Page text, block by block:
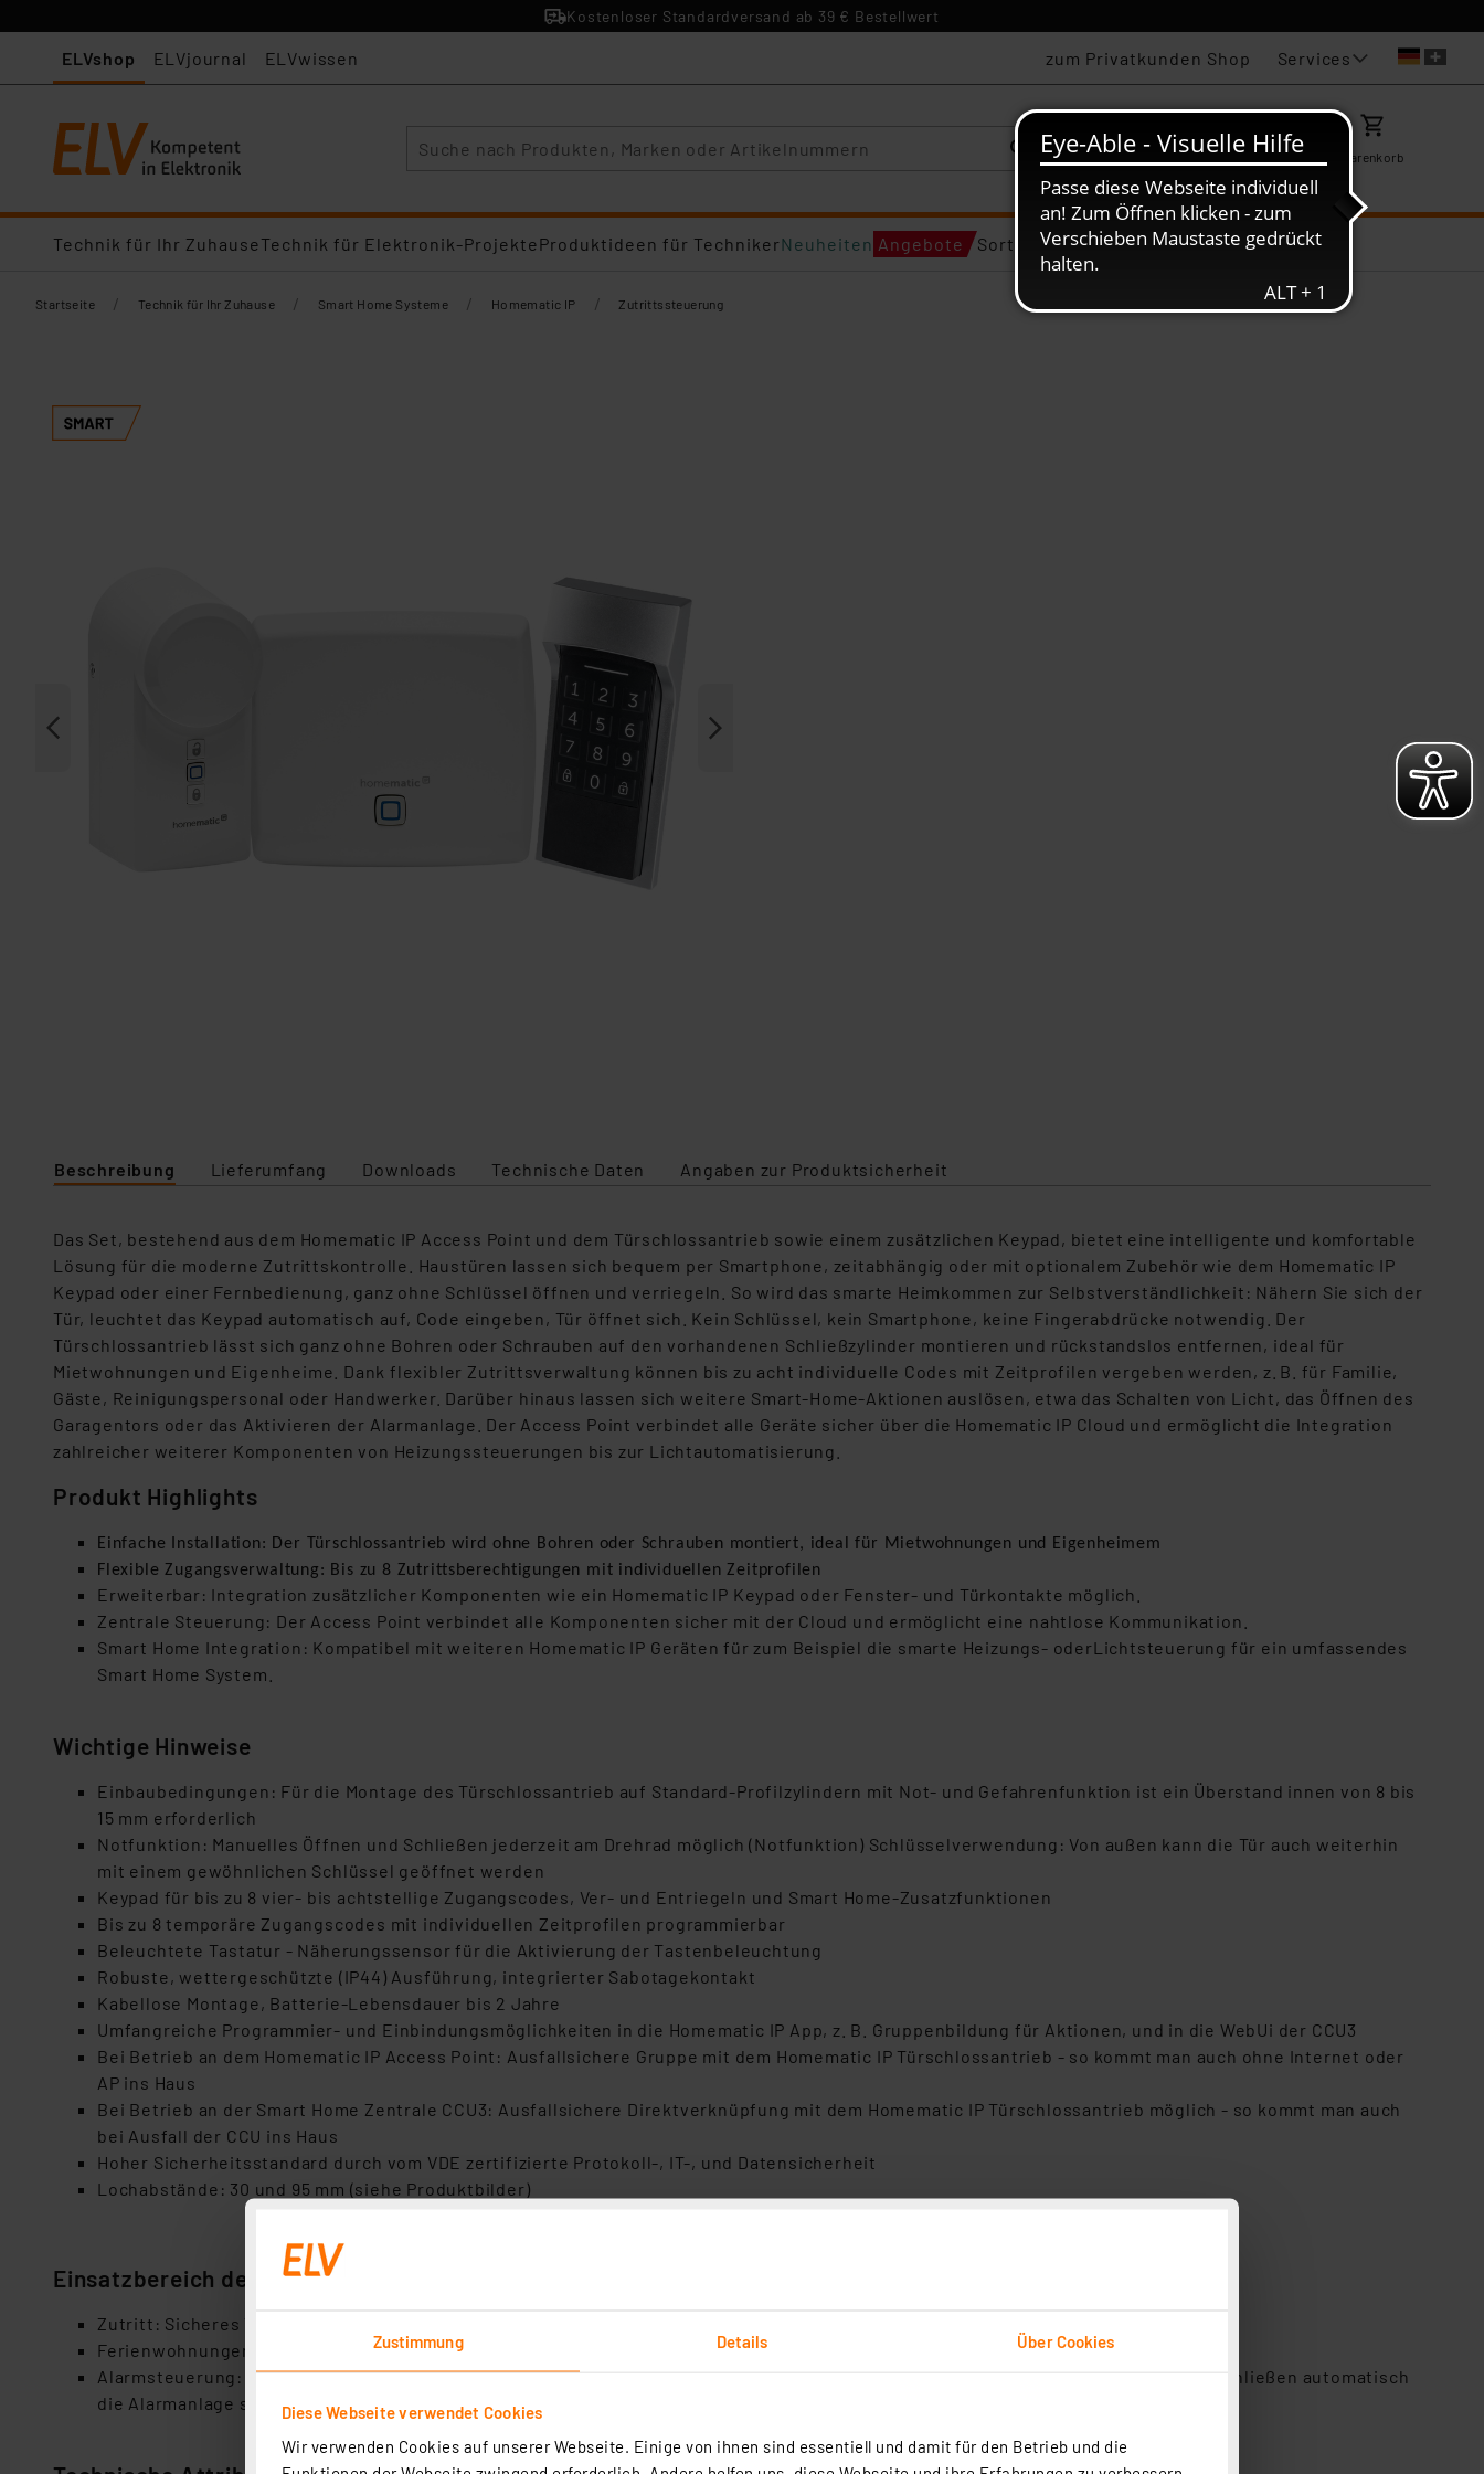
Zustimmung Details Über Cookies
Diese Webseite verwendet Cookies
Wir verwenden Cookies auf unserer Webseite. Einige von ihnen sind essentiell und damit für den Betrieb und die
Kostenloser Standardversand ab 39 € Bestellwert
ELVshop ELVjournal ELVwissen zum Privatkunden Shop Services
KarriereMein ELV Merkzettel Warenkorb
Technik für Ihr ZuhauseTechnik für Elektronik-ProjekteProduktideen für TechnikerNeuheiten Angebote Sortiments-Deals
Startseite / Technik für Ihr Zuhause / Smart Home Systeme / Homematic IP / Zutrittssteuerung
Beschreibung Lieferumfang Downloads Technische Daten Angaben zur Produktsicherheit
Das Set, bestehend aus dem Homematic IP Access Point und dem Türschlossantrieb sowie einem zusätzlichen Keypad, bietet eine intelligente und komfortable
Lösung für die moderne Zutrittskontrolle. Haustüren lassen sich bequem per Smartphone, zeitabhängig oder mit optionalem Zubehör wie dem Homematic IP
Keypad oder einer Fernbedienung, ganz ohne Schlüssel öffnen und verriegeln. So wird das smarte Heimkommen zur Selbstverständlichkeit: Nähern Sie sich der
Tür, leuchtet das Keypad automatisch auf, Code eingeben, Tür öffnet sich. Kein Schlüssel, kein Smartphone, keine Fingerabdrücke notwendig. Der
Türschlossantrieb lässt sich ganz ohne Bohren oder Schrauben auf den vorhandenen Schließzylinder montieren und rückstandslos entfernen, ideal für
Mietwohnungen und Eigenheime. Dank flexibler Zutrittsverwaltung können bis zu acht individuelle Codes mit Zeitprofilen vergeben werden, z. B. für Familie,
Gäste, Reinigungspersonal oder Handwerker. Darüber hinaus lassen sich weitere Smart-Home-Aktionen auslösen, etwa das Schalten von Licht, das Öffnen des
Garagentors oder das Aktivieren der Alarmanlage. Der Access Point verbindet alle Geräte sicher über die Homematic IP Cloud und ermöglicht die Integration
zahlreicher weiterer Komponenten von Heizungssteuerungen bis zur Lichtautomatisierung.
Produkt Highlights
Einfache Installation: Der Türschlossantrieb wird ohne Bohren oder Schrauben montiert, ideal für Mietwohnungen und Eigenheimem
Flexible Zugangsverwaltung: Bis zu 8 Zutrittsberechtigungen mit individuellen Zeitprofilen
Erweiterbar: Integration zusätzlicher Komponenten wie ein Homematic IP Keypad oder Fenster- und Türkontakte möglich.
Zentrale Steuerung: Der Access Point verbindet alle Komponenten sicher mit der Cloud und ermöglicht eine nahtlose Kommunikation.
Smart Home Integration: Kompatibel mit weiteren Homematic IP Geräten für zum Beispiel die smarte Heizungs- oderLichtsteuerung für ein umfassendes
Smart Home System.
Wichtige Hinweise
Einbaubedingungen: Für die Montage des Türschlossantrieb auf Standard-Profilzylindern mit Not- und Gefahrenfunktion ist ein Überstand innen von 8 bis
15 mm erforderlich
Notfunktion: Manuelles Öffnen und Schließen jederzeit am Drehrad möglich (Notfunktion) Schlüsselverwendung: Von außen kann die Tür auch weiterhin
mit einem gewöhnlichen Schlüssel geöffnet werden
Keypad für bis zu 8 vier- bis achtstellige Zugangscodes, Ver- und Entriegeln und Smart Home-Zusatzfunktionen
Bis zu 8 temporäre Zugangscodes mit individuellen Zeitprofilen programmierbar
Beleuchtete Tastatur - Näherungssensor für die Aktivierung der Tastenbeleuchtung
Robuste, wettergeschützte (IP44) Ausführung, integrierter Sabotagekontakt
Kabellose Montage, Batterie-Lebensdauer bis 2 Jahre
Umfangreiche Programmier- und Einbindungsmöglichkeiten in die Homematic IP App, z. B. Gruppenbildung für Aktionen, und in die WebUi der CCU3
Bei Betrieb an dem Homematic IP Access Point: Ausfallsichere Gruppe mit dem Homematic IP Türschlossantrieb - so kommt man auch ohne Internet oder
AP ins Haus
Bei Betrieb an der Smart Home Zentrale CCU3: Ausfallsichere Direktverknüpfung mit dem Homematic IP Türschlossantrieb möglich - so kommt man auch
bei Ausfall der CCU ins Haus
Hoher Sicherheitsstandard durch vom VDE zertifizierte Protokoll-, IT-, und Datensicherheit
Lochabstände: 30 und 95 mm (siehe Produktbilder)
Einsatzbereich des Produktes
Zutritt: Sicheres Verriegeln und Entriegeln von Haustüren und Nebeneingangstüren per Smartphone, Keypad oder Fernbedienung.
Ferienwohnungen: Temporäre Zugangsberechtigungen für Gäste oder Reinigungspersonal.
Alarmsteuerung: Mit dem Einsatz weiterer Produkte, wie z.B. Tür-Fensterkontakte und einer Alarmsirene, kann das Tür auf- und abschließen automatisch
die Alarmanlage scharf bzw. unscharf schalten.